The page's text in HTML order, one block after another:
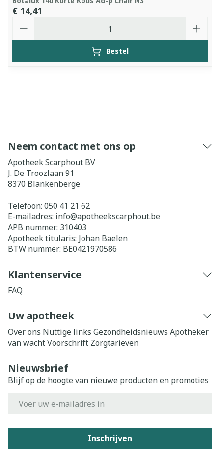
€ 14,41
Bestel
Neem contact met ons op
Apotheek Scarphout BV
J. De Troozlaan 91
8370 Blankenberge
Telefoon: 050 41 21 62
E-mailadres: info@apotheekscarphout.be
APB nummer: 310403
Apotheek titularis: Johan Baelen
BTW nummer: BE0421970586
Klantenservice
FAQ
Uw apotheek
Over ons Nuttige links Gezondheidsnieuws Apotheker
van wachtVoorschrift Zorgtarieven
Nieuwsbrief
Blijf op de hoogte van nieuwe producten en promoties
Inschrijven